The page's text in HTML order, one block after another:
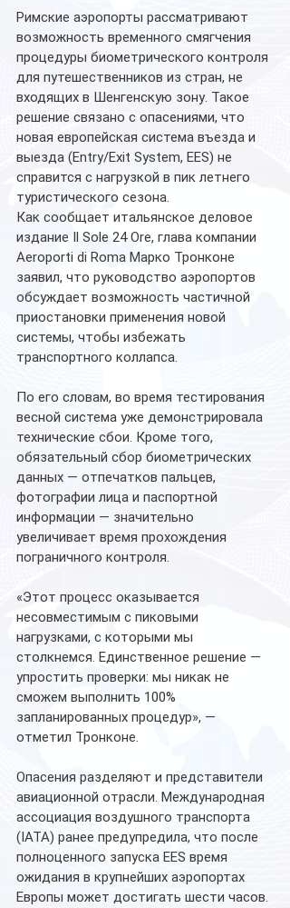
Римские аэропорты рассматривают
возможность временного смягчения
процедуры биометрического контроля
для путешественников из стран, не
входящих в Шенгенскую зону. Такое
решение связано с опасениями, что
новая европейская система въезда и
выезда (Entry/Exit System, EES) не
справится с нагрузкой в пик летнего
туристического сезона.
Как сообщает итальянское деловое
издание Il Sole 24 Ore, глава компании
Aeroporti di Roma Марко Тронконе
заявил, что руководство аэропортов
обсуждает возможность частичной
приостановки применения новой
системы, чтобы избежать
транспортного коллапса.
По его словам, во время тестирования
весной система уже демонстрировала
технические сбои. Кроме того,
обязательный сбор биометрических
данных — отпечатков пальцев,
фотографии лица и паспортной
информации — значительно
увеличивает время прохождения
пограничного контроля.
«Этот процесс оказывается
несовместимым с пиковыми
нагрузками, с которыми мы
столкнемся. Единственное решение —
упростить проверки: мы никак не
сможем выполнить 100%
запланированных процедур», —
отметил Тронконе.
Опасения разделяют и представители
авиационной отрасли. Международная
ассоциация воздушного транспорта
(IATA) ранее предупредила, что после
полноценного запуска EES время
ожидания в крупнейших аэропортах
Европы может достигать шести часов.